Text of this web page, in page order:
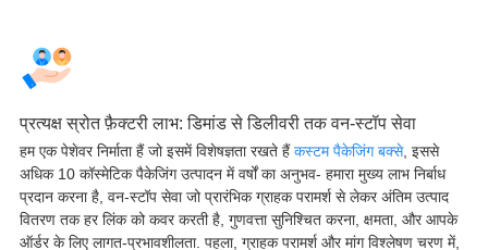
प्रत्यक्ष स्रोत फ़ैक्टरी लाभ: डिमांड से डिलीवरी तक वन-स्टॉप सेवा
हम एक पेशेवर निर्माता हैं जो इसमें विशेषज्ञता रखते हैंकस्टम पैकेजिंग बक्से, इससे
अधिक 10 कॉस्मेटिक पैकेजिंग उत्पादन में वर्षों का अनुभव- हमारा मुख्य लाभ निर्बाध
प्रदान करना है, वन-स्टॉप सेवा जो प्रारंभिक ग्राहक परामर्श से लेकर अंतिम उत्पाद
वितरण तक हर लिंक को कवर करती है, गुणवत्ता सुनिश्चित करना, क्षमता, और आपके
ऑर्डर के लिए लागत-प्रभावशीलता. पहला, ग्राहक परामर्श और मांग विश्लेषण चरण में,